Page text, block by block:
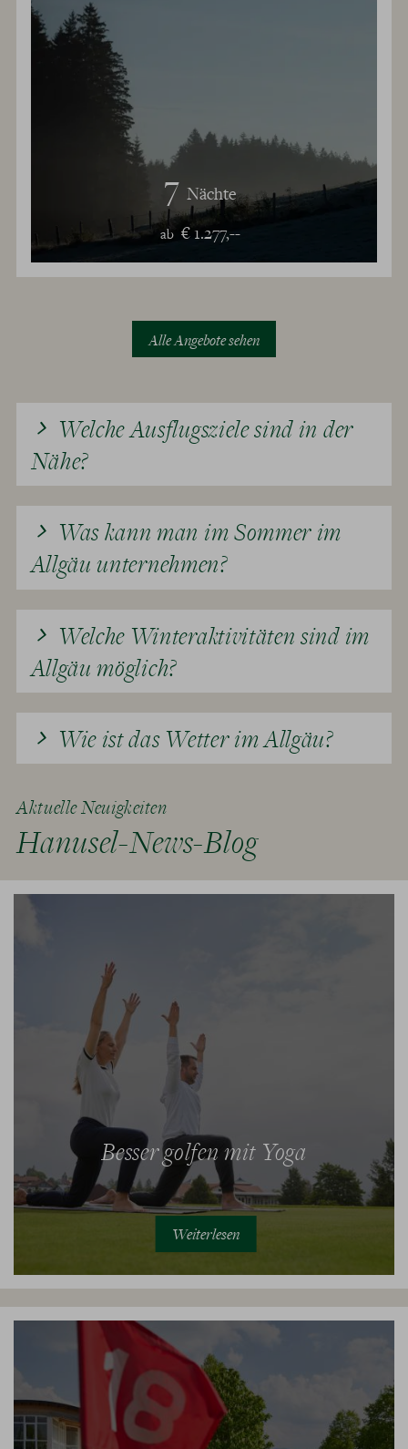
7 Nächte
ab € 1.277,--
Alle Angebote sehen
Welche Ausflugsziele sind in der
Nähe?
Was kann man im Sommer im
Allgäu unternehmen?
Welche Winteraktivitäten sind im
Allgäu möglich?
Wie ist das Wetter im Allgäu?
Aktuelle Neuigkeiten
Hanusel-News-Blog
Besser golfen mit Yoga
YogaZEIT
Weiterlesen